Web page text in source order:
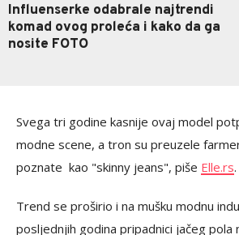
Influenserke odabrale najtrendi
komad ovog proleća i kako da ga
nosite FOTO
Svega tri godine kasnije ovaj model
modne scene, a tron su preuzele
poznate kao "skinny jeans", piše Elle.rs.
Trend se proširio i na mušku modnu
posljednjih godina pripadnici jačeg pola